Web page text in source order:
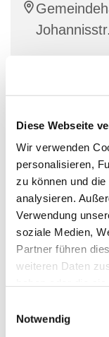
Diese Webseite
Wir verwenden
personalisieren,
zu können und
analysieren.
Verwendung
soziale Medien,
Partner führen
weiteren Daten
Notwendig